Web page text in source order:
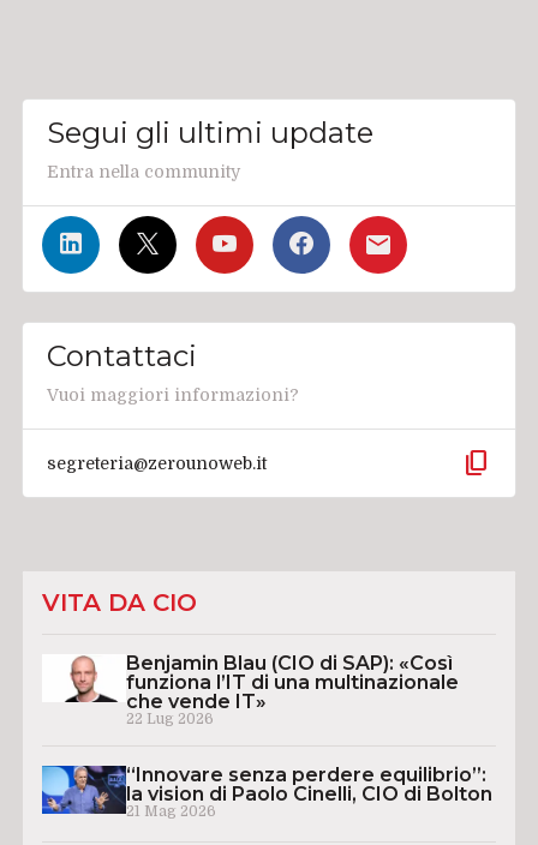
Segui gli ultimi update
Entra nella community
Contattaci
Vuoi maggiori informazioni?
segreteria@zerounoweb.it content_copy
VITA DA CIO
Benjamin Blau (CIO di SAP): «Così
funziona l’IT di una multinazionale
che vende IT»
22 Lug 2026
“Innovare senza perdere equilibrio”:
la vision di Paolo Cinelli, CIO di Bolton
21 Mag 2026